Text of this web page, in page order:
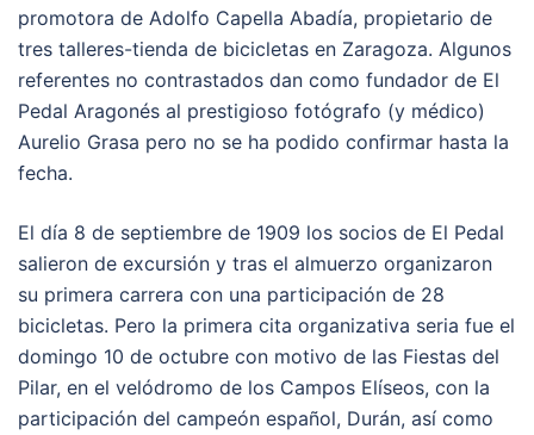
promotora de Adolfo Capella Abadía, propietario de
tres talleres-tienda de bicicletas en Zaragoza. Algunos
referentes no contrastados dan como fundador de El
Pedal Aragonés al prestigioso fotógrafo (y médico)
Aurelio Grasa pero no se ha podido confirmar hasta la
fecha.
El día 8 de septiembre de 1909 los socios de El Pedal
salieron de excursión y tras el almuerzo organizaron
su primera carrera con una participación de 28
bicicletas. Pero la primera cita organizativa seria fue el
domingo 10 de octubre con motivo de las Fiestas del
Pilar, en el velódromo de los Campos Elíseos, con la
participación del campeón español, Durán, así como